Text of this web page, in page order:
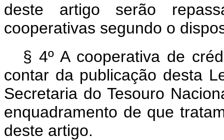
deste artigo serão
cooperativas segundo o
§ 4º A cooperativa de
contar da publicação desta
Secretaria do Tesouro
enquadramento de que
deste artigo.